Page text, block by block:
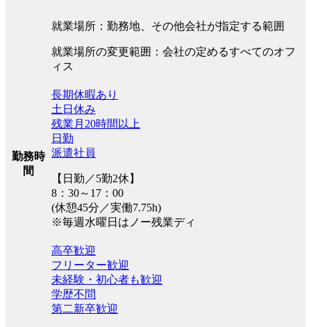
就業場所：勤務地、その他会社が指定する範囲
就業場所の変更範囲：会社の定めるすべてのオフ
ィス
勤務時
間
長期休暇あり
土日休み
残業月20時間以上
日勤
派遣社員
【日勤／5勤2休】
8：30～17：00
(休憩45分／実働7.75h)
※毎週水曜日はノー残業ディ
高卒歓迎
フリーター歓迎
未経験・初心者も歓迎
学歴不問
第二新卒歓迎